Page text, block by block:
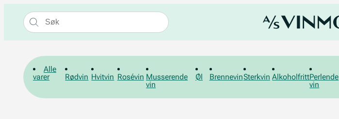
Alle
varer
Rødvin Hvitvin Rosévin Musserende
vin
Øl BrennevinSterkvin AlkoholfrittPerlende
vin